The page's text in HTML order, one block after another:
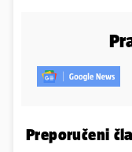
Preporučeni